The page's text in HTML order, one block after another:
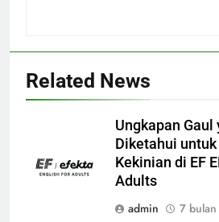
Related News
Ungkapan Gaul
Diketahui
Kekinian di EF
Adults
admin
7